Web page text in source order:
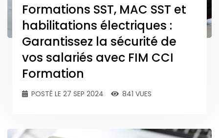
Formations SST, MAC SST et
habilitations électriques :
Garantissez la sécurité de
vos salariés avec FIM CCI
Formation
POSTÉ LE 27 SEP 2024 841 VUES